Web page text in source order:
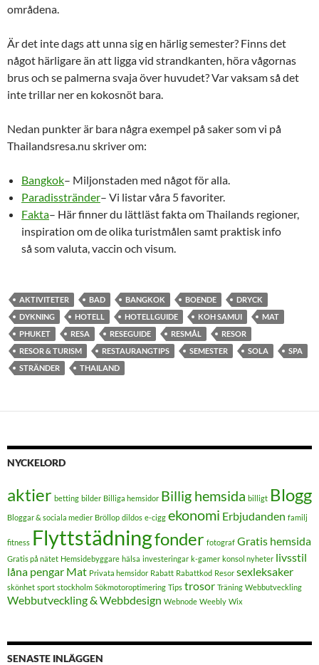
områdena.
Är det inte dags att unna sig en härlig semester? Finns det
något härligare än att ligga vid strandkanten, höra vågornas
brus och se palmerna svaja över huvudet? Var vaksam så det
inte trillar ner en kokosnöt bara.
Nedan punkter är bara några exempel på saker som vi på
Thailandsresa.nu skriver om:
Bangkok– Miljonstaden med något för alla.
Paradisstränder– Vi listar våra 5 favoriter.
Fakta– Här finner du lättläst fakta om Thailands regioner,
inspiration om de olika turistmålen samt praktisk info
så som valuta, vaccin och visum.
AKTIVITETER BAD BANGKOK BOENDE
DRYCK
DYKNING
HOTELL HOTELLGUIDE KOH SAMUI
MAT
PHUKET
RESA RESEGUIDE RESMÅL
RESOR
RESOR & TURISM
RESTAURANGTIPS SEMESTER SOLA
SPA
STRÄNDER
THAILAND
NYCKELORD
aktier betting bilder Billiga hemsidor Billig hemsida billigt Blogg
Bloggar & sociala medier Bröllop dildos e-cigg ekonomi Erbjudanden familj
fitness Flyttstädningfonder fotograf Gratis hemsida
Gratis på nätet Hemsidebyggare hälsa investeringar k-gamer konsol nyheter livsstil
låna pengar Mat Privata hemsidor Rabatt Rabattkod Resor sexleksaker
skönhet sport stockholm Sökmotoroptimering Tips trosor Träning Webbutveckling
Webbutveckling & Webbdesign Webnode Weebly Wix
SENASTE INLÄGGEN